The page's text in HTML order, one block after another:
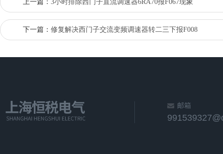
上一篇： 3小时排除西门子直流调速器6RA70报F067现象
下一篇： 修复解决西门子交流变频调速器转二三下报F008
邮箱